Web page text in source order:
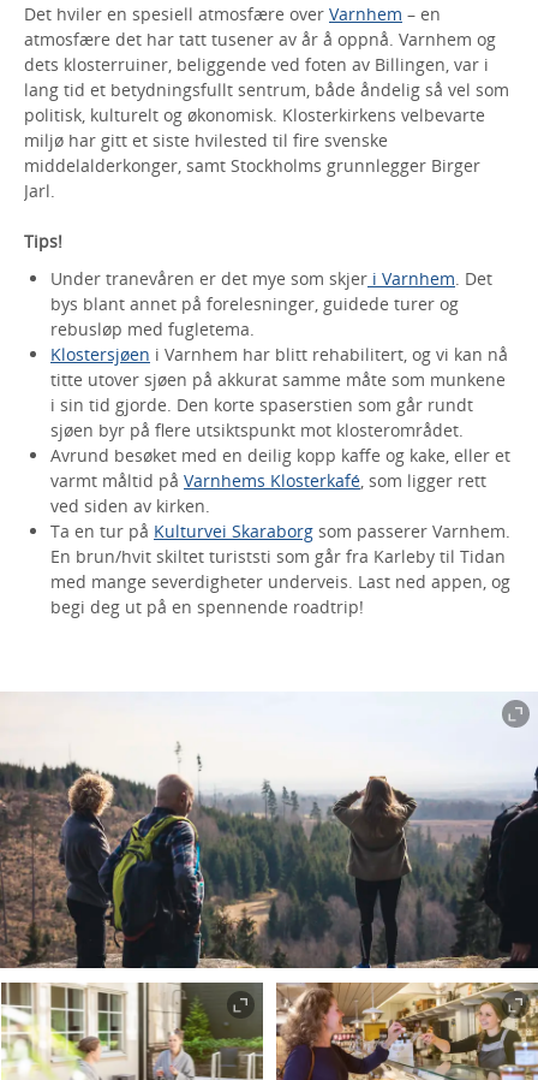
Det hviler en spesiell atmosfære over Varnhem – en
atmosfære det har tatt tusener av år å oppnå. Varnhem og
dets klosterruiner, beliggende ved foten av Billingen, var i
lang tid et betydningsfullt sentrum, både åndelig så vel som
politisk, kulturelt og økonomisk. Klosterkirkens velbevarte
miljø har gitt et siste hvilested til fire svenske
middelalderkonger, samt Stockholms grunnlegger Birger
Jarl.
Tips!
Under tranevåren er det mye som skjer i Varnhem. Det
bys blant annet på forelesninger, guidede turer og
rebusløp med fugletema.
Klostersjøen i Varnhem har blitt rehabilitert, og vi kan nå
titte utover sjøen på akkurat samme måte som munkene
i sin tid gjorde. Den korte spaserstien som går rundt
sjøen byr på flere utsiktspunkt mot klosterområdet.
Avrund besøket med en deilig kopp kaffe og kake, eller et
varmt måltid på Varnhems Klosterkafé, som ligger rett
ved siden av kirken.
Ta en tur på Kulturvei Skaraborg som passerer Varnhem.
En brun/hvit skiltet turiststi som går fra Karleby til Tidan
med mange severdigheter underveis. Last ned appen, og
begi deg ut på en spennende roadtrip!